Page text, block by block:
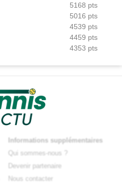
5168 pts
5016 pts
4539 pts
4459 pts
4353 pts
Informations supplémentaires
Qui sommes-nous ?
Devenir partenaire
Nous contacter